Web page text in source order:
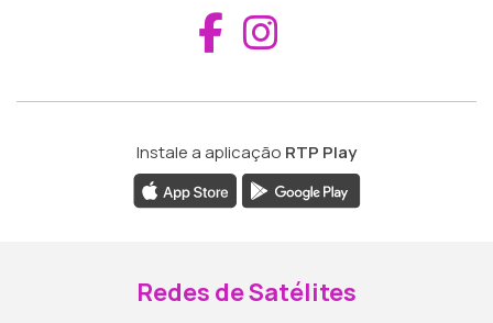
Aceder ao
Instale a aplicação RTP Play
Redes de Satélites